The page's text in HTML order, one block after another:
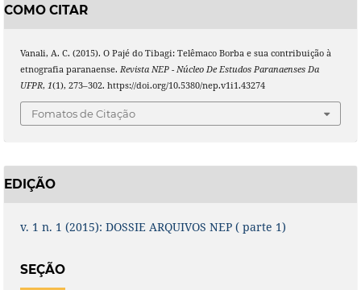
COMO CITAR
Vanali, A. C. (2015). O Pajé do Tibagi: Telêmaco Borba e sua contribuição à
etnografia paranaense. Revista NEP - Núcleo De Estudos Paranaenses Da
UFPR, 1(1), 273–302. https://doi.org/10.5380/nep.v1i1.43274
Fomatos de Citação
EDIÇÃO
v. 1 n. 1 (2015): DOSSIE ARQUIVOS NEP ( parte 1)
SEÇÃO